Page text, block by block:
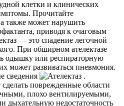
клетки и клинических
Прочитайте
также может нарушить
приводя к очаговым
— это спадение легочной
При обширном ателектазе
одышку или респираторную
может развиваться пневмония.
сведения
.
поврежденные области
плохо вентилируемыми,
недостаточность